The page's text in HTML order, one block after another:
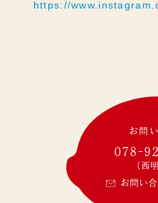
https://
お問
078-
(西
お問い